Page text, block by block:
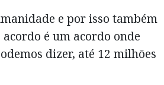
e por isso também
é um acordo onde
dizer, até 12 milhões